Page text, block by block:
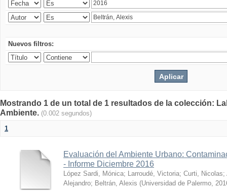
Nuevos filtros:
Mostrando 1 de un total de 1 resultados de la colección:
Ambiente. (0.002 segundos)
1
Evaluación del Ambiente Urbano:
- Informe Diciembre 2016
López Sardi, Mónica; Larroudé, Victoria; Curti, Nicolas;
Alejandro; Beltrán, Alexis (Universidad de Palermo,